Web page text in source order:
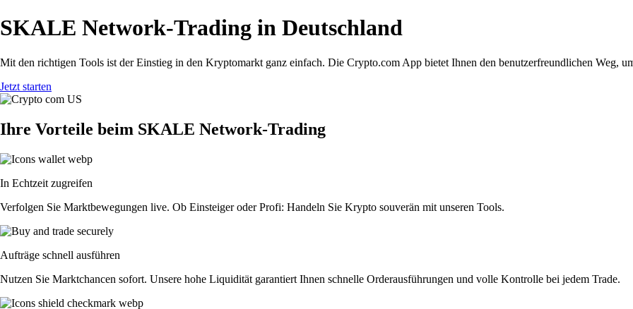
SKALE Network-Trading in Deutschland
Mit den richtigen Tools ist der Einstieg in den Kryptomarkt ganz einfach. Die Crypto.com App bietet Ihnen den benutzerfreundlichen Weg,
Jetzt starten
Ihre Vorteile beim SKALE Network-Trading
In Echtzeit zugreifen
Verfolgen Sie Marktbewegungen live. Ob Einsteiger oder Profi: Handeln Sie Krypto souverän mit unseren Tools.
Aufträge schnell ausführen
Nutzen Sie Marktchancen sofort. Unsere hohe Liquidität garantiert Ihnen schnelle Orderausführungen und volle Kontrolle bei jedem Trade.